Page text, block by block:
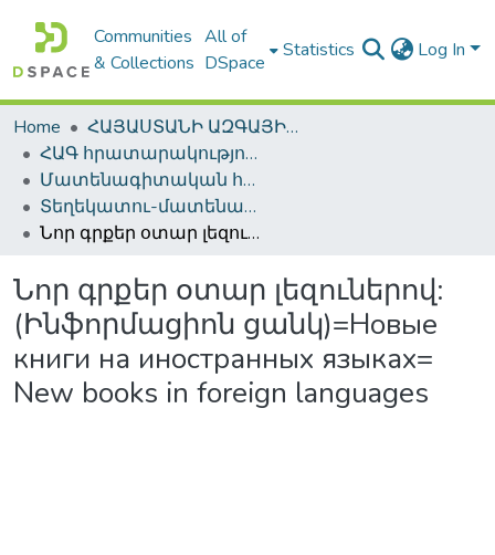
Communities
& Collections
All of
DSpace
Statistics Log In
Home
ՀԱՅԱՍՏԱՆԻ ԱԶԳԱՅԻՆ ԳՐԱԴԱՐԱՆԻ ԹՎԱՅԻՆ ՊԱՀՈՑ / DIGITAL REPOSITORY OF NLA
ՀԱԳ հրատարակություններ / NLA Publications
Մատենագիտական հրատարակություններ / Bibliographic publications
Տեղեկատու-մատենագիտական հրատարակություններ / Reference-Bibliographic Publications
Նոր գրքեր օտար լեզուներով: (Ինֆորմացիոն ցանկ)=Новые книги на иностранных языках= New books in foreign languages
Նոր գրքեր օտար լեզուներով:
(Ինֆորմացիոն ցանկ)=Новые
книги на иностранных языках=
New books in foreign languages